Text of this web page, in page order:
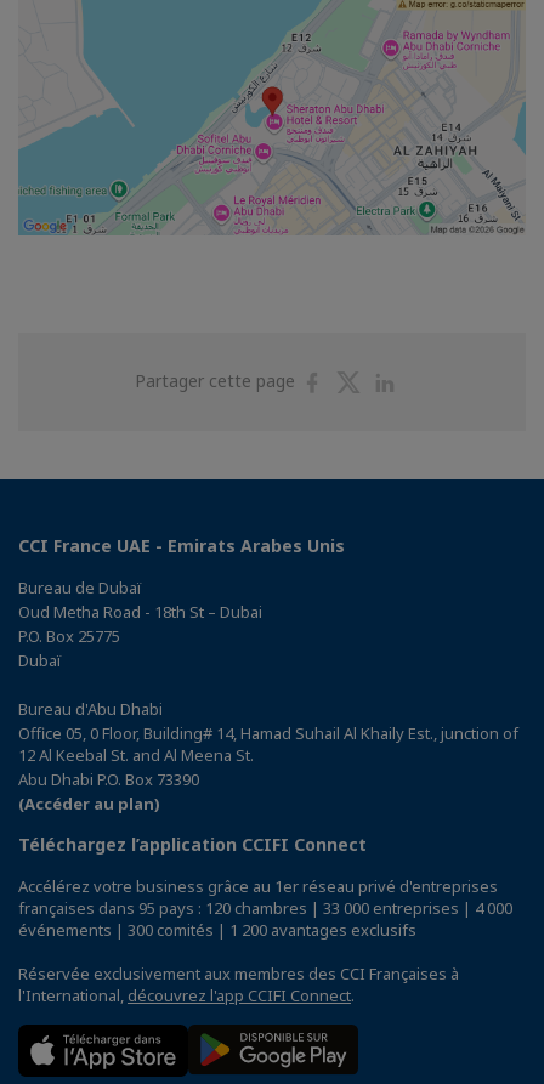
Partager cette page
PartagerPartager
CCI France UAE - Emirats Arabes Unis
Bureau de Dubaï
Oud Metha Road - 18th St – Dubai
P.O. Box 25775
Dubaï
Bureau d'Abu Dhabi
Office 05, 0 Floor, Building# 14, Hamad Suhail Al Khaily Est., junction of
12 Al Keebal St. and Al Meena St.
Abu Dhabi P.O. Box 73390
(Accéder au plan)
Téléchargez l’application CCIFI Connect
Accélérez votre business grâce au 1er réseau privé d'entreprises
françaises dans 95 pays : 120 chambres | 33 000 entreprises | 4 000
événements | 300 comités | 1 200 avantages exclusifs
Réservée exclusivement aux membres des CCI Françaises à
l'International, découvrez l'app CCIFI Connect.